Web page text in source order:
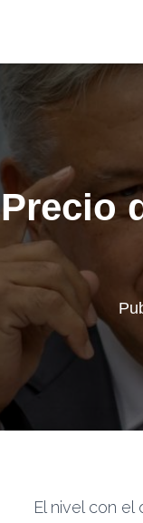
Precio
El nivel con